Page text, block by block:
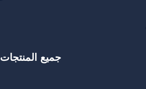
جميع المنتجات